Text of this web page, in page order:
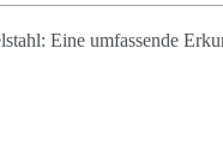
Eine umfassende